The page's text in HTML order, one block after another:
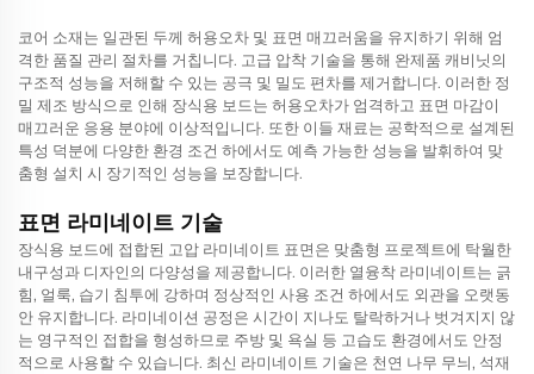
코어 소재는 일관된 두께 허용오차 및 표면 매끄러움을 유지하기 위해 엄
격한 품질 관리 절차를 거칩니다. 고급 압착 기술을 통해 완제품 캐비닛의
구조적 성능을 저해할 수 있는 공극 및 밀도 편차를 제거합니다. 이러한 정
밀 제조 방식으로 인해 장식용 보드는 허용오차가 엄격하고 표면 마감이
매끄러운 응용 분야에 이상적입니다. 또한 이들 재료는 공학적으로 설계된
특성 덕분에 다양한 환경 조건 하에서도 예측 가능한 성능을 발휘하여 맞
춤형 설치 시 장기적인 성능을 보장합니다.
표면 라미네이트 기술
장식용 보드에 접합된 고압 라미네이트 표면은 맞춤형 프로젝트에 탁월한
내구성과 디자인의 다양성을 제공합니다. 이러한 열융착 라미네이트는 긁
힘, 얼룩, 습기 침투에 강하며 정상적인 사용 조건 하에서도 외관을 오랫동
안 유지합니다. 라미네이션 공정은 시간이 지나도 탈락하거나 벗겨지지 않
는 영구적인 접합을 형성하므로 주방 및 욕실 등 고습도 환경에서도 안정
적으로 사용할 수 있습니다. 최신 라미네이트 기술은 천연 나무 무늬, 석재